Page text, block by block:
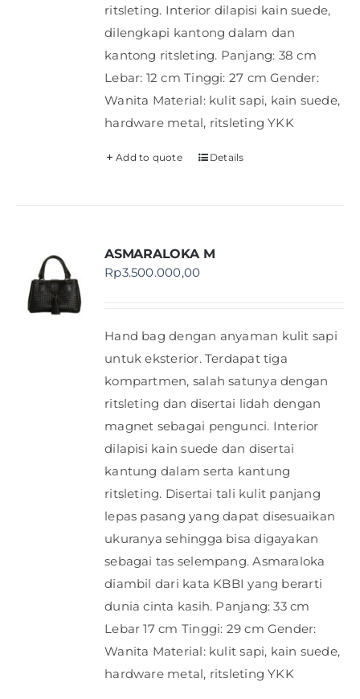
ritsleting. Interior dilapisi kain suede,
dilengkapi kantong dalam dan
kantong ritsleting. Panjang: 38 cm
Lebar: 12 cm Tinggi: 27 cm Gender:
Wanita Material: kulit sapi, kain suede,
hardware metal, ritsleting YKK
Add to quote Details
ASMARALOKA M
Rp3.500.000,00
Hand bag dengan anyaman kulit sapi
untuk eksterior. Terdapat tiga
kompartmen, salah satunya dengan
ritsleting dan disertai lidah dengan
magnet sebagai pengunci. Interior
dilapisi kain suede dan disertai
kantung dalam serta kantung
ritsleting. Disertai tali kulit panjang
lepas pasang yang dapat disesuaikan
ukuranya sehingga bisa digayakan
sebagai tas selempang. Asmaraloka
diambil dari kata KBBI yang berarti
dunia cinta kasih. Panjang: 33 cm
Lebar 17 cm Tinggi: 29 cm Gender:
Wanita Material: kulit sapi, kain suede,
hardware metal, ritsleting YKK